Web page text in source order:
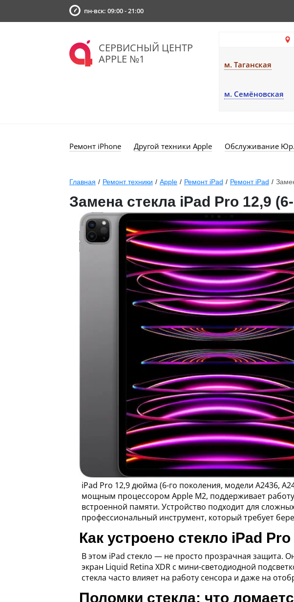
пн-вск: 09:00 - 21:00
СЕРВИСНЫЙ ЦЕНТР
APPLE №1
м. Таганская
м. Семёновская
Ремонт iPhone Другой техники Apple Обслуживание
Главная / Ремонт техники / Apple / Ремонт iPad / Ремонт iPad /
Замена стекла iPad Pro 12,9
iPad Pro 12,9 дюйма (6-го поколения, модели A2436,
мощным процессором Apple M2, поддерживает работу
встроенной памяти. Устройство подходит для
профессиональный инструмент, который требует
Как устроено стекло iPad
В этом iPad стекло — не просто прозрачная защита.
экран Liquid Retina XDR с мини-светодиодной
стекла часто влияет на работу сенсора и даже на
Поломки стекла: что